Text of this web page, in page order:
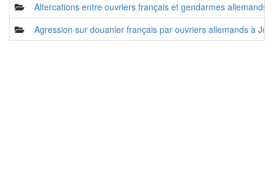
Altercations entre ouvriers français et gendarmes allemands
Agression sur douanier français par ouvriers allemands à